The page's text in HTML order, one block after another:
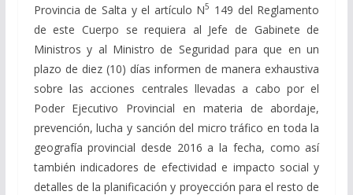
Provincia de Salta y el artículo N5 149 del Reglamento
de este Cuerpo se requiera al Jefe de Gabinete de
Ministros y al Ministro de Seguridad para que en un
plazo de diez (10) días informen de manera exhaustiva
sobre las acciones centrales llevadas a cabo por el
Poder Ejecutivo Provincial en materia de abordaje,
prevención, lucha y sanción del micro tráfico en toda la
geografía provincial desde 2016 a la fecha, como así
también indicadores de efectividad e impacto social y
detalles de la planificación y proyección para el resto de